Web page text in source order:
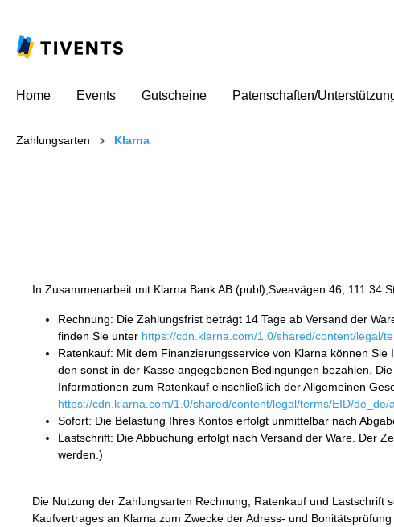
Home Events Gutscheine Patenschaften/
Zahlungsarten Klarna
In Zusammenarbeit mit Klarna Bank AB (publ),Sveavägen 46, 111 34
Rechnung: Die Zahlungsfrist beträgt 14 Tage ab Versand der
finden Sie unter https://cdn.klarna.com/1.0/shared/content/legal/
Ratenkauf: Mit dem Finanzierungsservice von Klarna können
den sonst in der Kasse angegebenen Bedingungen bezahlen.
Informationen zum Ratenkauf einschließlich der Allgemeinen
https://cdn.klarna.com/1.0/shared/content/legal/terms/EID/de_de/
Sofort: Die Belastung Ihres Kontos erfolgt unmittelbar nach
Lastschrift: Die Abbuchung erfolgt nach Versand der Ware. Der
werden.)
Die Nutzung der Zahlungsarten Rechnung, Ratenkauf und
Kaufvertrages an Klarna zum Zwecke der Adress- und